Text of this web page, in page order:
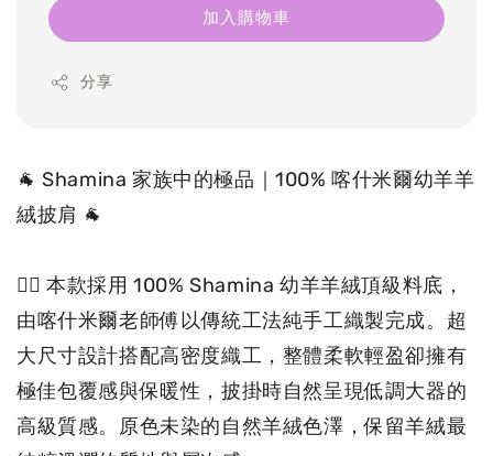
加入購物車
分享
🐐 Shamina 家族中的極品｜100% 喀什米爾幼羊羊
絨披肩 🐐
❤️‍🔥 本款採用 100% Shamina 幼羊羊絨頂級料底，
由喀什米爾老師傅以傳統工法純手工織製完成。超
大尺寸設計搭配高密度織工，整體柔軟輕盈卻擁有
極佳包覆感與保暖性，披掛時自然呈現低調大器的
高級質感。原色未染的自然羊絨色澤，保留羊絨最